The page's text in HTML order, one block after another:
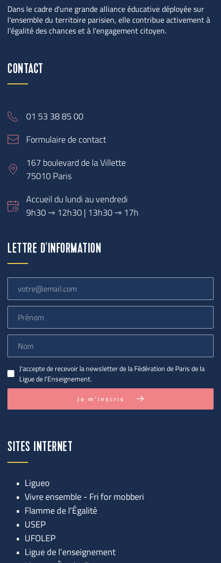
Dans le cadre d'une grande alliance éducative déployée sur
l'ensemble du territoire parisien, elle contribue activement à
l'égalité des chances et à l'engagement citoyen.
CONTACT
01 53 38 85 00
Formulaire de contact
167 boulevard de la Villette
75010 Paris
Accueil du lundi au vendredi
9h30 ⇾ 12h30 | 13h30 ⇾ 17h
LETTRE D'INFORMATION
J'accepte de recevoir la newsletter de la Fédération de Paris de la
Ligue de l'Enseignement.
Je m'inscris
SITES INTERNET
Ligueo
Vivre ensemble - Fri for mobberi
Flamme de l'Égalité
USEP
UFOLEP
Ligue de l’enseignement